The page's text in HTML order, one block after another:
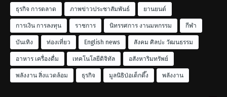
ธุรกิจ การตลาด ภาพข่าวประชาสัมพันธ์ ยานยนต์
การเงิน การลงทุน ราชการ นิทรรศการ งานมหกรรม กีฬา
บันเทิง ท่องเที่ยว English news สังคม ศิลปะ วัฒนธรรม
อาหาร เครื่องดื่ม เทคโนโลยีดิจิทัล อสังหาริมทรัพย์
พลังงาน สิ่งแวดล้อม ธุรกิจ มูลนิธิป่อเต็กตึ๊ง พลังงาน